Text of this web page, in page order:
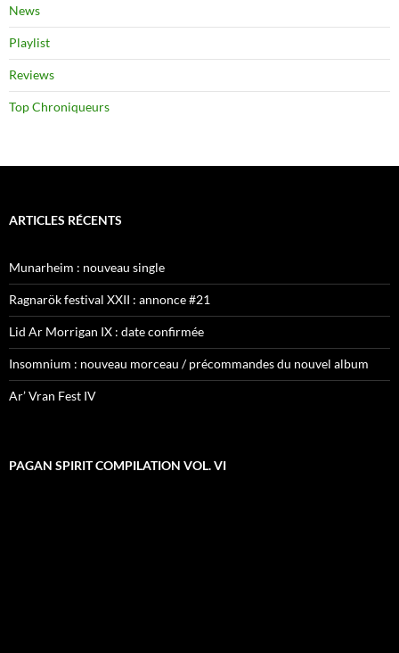
News
Playlist
Reviews
Top Chroniqueurs
ARTICLES RÉCENTS
Munarheim : nouveau single
Ragnarök festival XXII : annonce #21
Lid Ar Morrigan IX : date confirmée
Insomnium : nouveau morceau / précommandes du nouvel album
Ar’ Vran Fest IV
PAGAN SPIRIT COMPILATION VOL. VI